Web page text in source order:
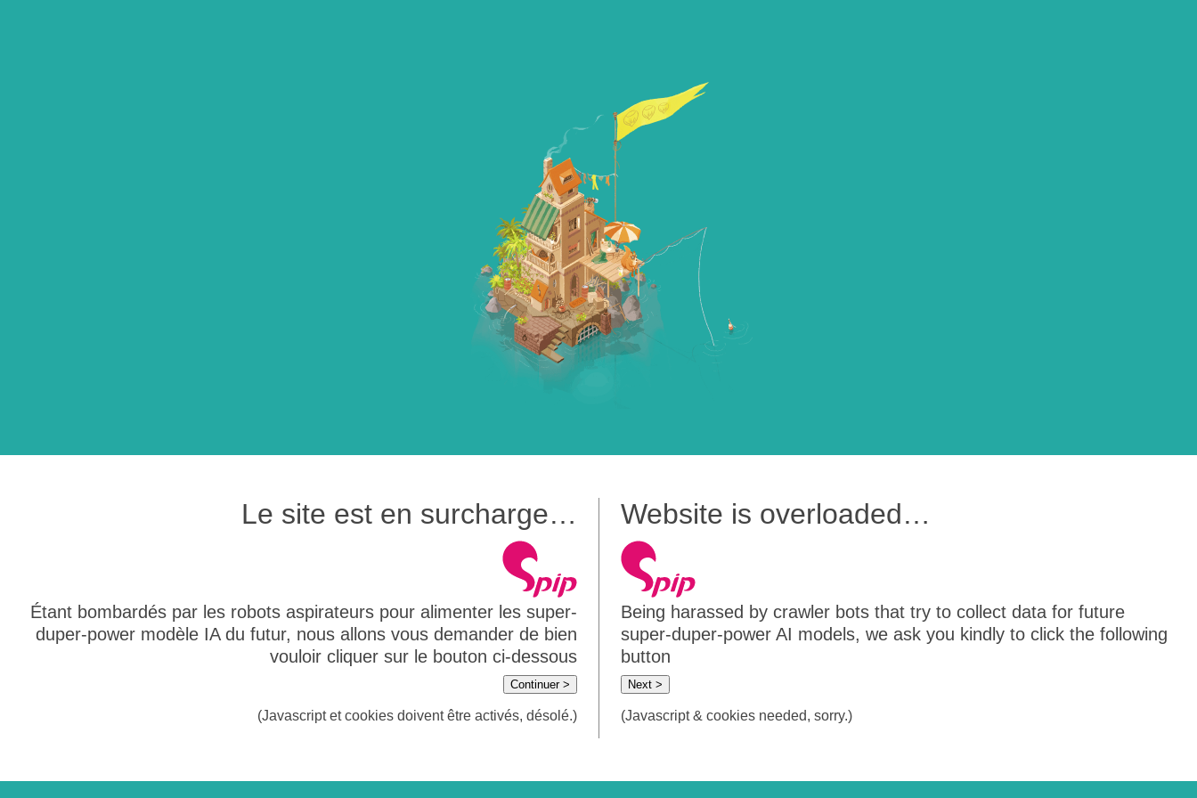
Le site est en surcharge…
Étant bombardés par les robots aspirateurs pour alimenter les super-
duper-power modèle IA du futur, nous allons vous demander de bien
vouloir cliquer sur le bouton ci-dessous
Continuer >
(Javascript et cookies doivent être activés, désolé.)
Website is overloaded…
Being harassed by crawler bots that try to collect data for future
super-duper-power AI models, we ask you kindly to click the following
button
Next >
(Javascript & cookies needed, sorry.)